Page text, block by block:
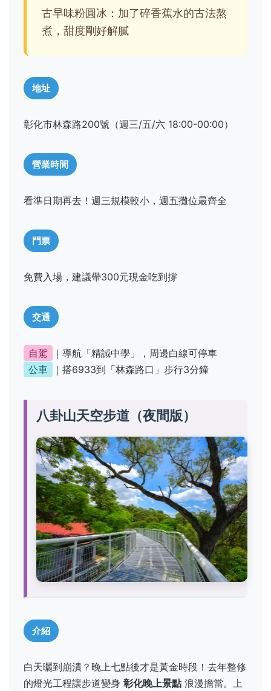
古早味粉圓冰：加了碎香蕉水的古法熬
煮，甜度剛好解膩
地址
彰化市林森路200號（週三/五/六 18:00-00:00）
營業時間
看準日期再去！週三規模較小，週五攤位最齊全
門票
免費入場，建議帶300元現金吃到撐
交通
自駕
｜導航「精誠中學」，周邊白線可停車
公車
｜搭6933到「林森路口」步行3分鐘
八卦山天空步道（夜間版）
介紹
白天曬到崩潰？晚上七點後才是黃金時段！去年整修
的燈光工程讓步道變身 彰化晚上景點 浪漫擔當。上